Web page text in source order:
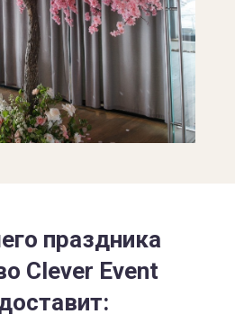
праздника
Clever Event